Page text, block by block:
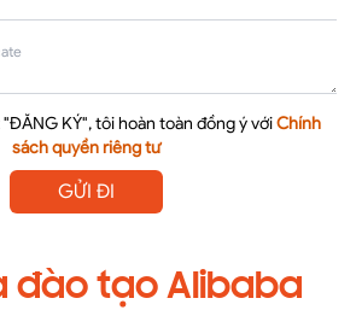
KÝ", tôi hoàn toàn đồng ý với Chính
sách quyền riêng tư
GỬI ĐI
đào tạo Alibaba